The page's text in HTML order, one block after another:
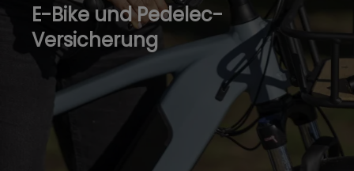
E-Bike und Pedelec-
Versicherung